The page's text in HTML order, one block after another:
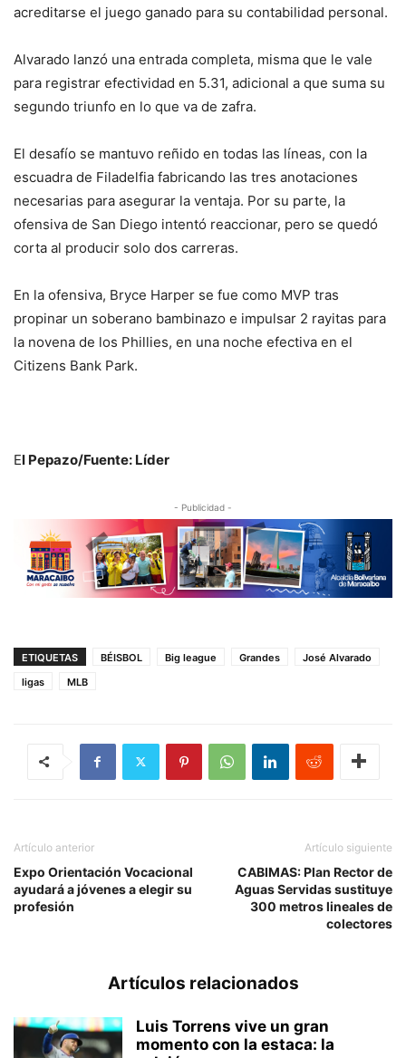
acreditarse el juego ganado para su contabilidad personal.
Alvarado lanzó una entrada completa, misma que le vale
para registrar efectividad en 5.31, adicional a que suma su
segundo triunfo en lo que va de zafra.
El desafío se mantuvo reñido en todas las líneas, con la
escuadra de Filadelfia fabricando las tres anotaciones
necesarias para asegurar la ventaja. Por su parte, la
ofensiva de San Diego intentó reaccionar, pero se quedó
corta al producir solo dos carreras.
En la ofensiva, Bryce Harper se fue como MVP tras
propinar un soberano bambinazo e impulsar 2 rayitas para
la novena de los Phillies, en una noche efectiva en el
Citizens Bank Park.
El Pepazo/Fuente: Líder
- Publicidad -
ETIQUETAS BÉISBOL Big league Grandes
José Alvarado
ligas
MLB
Artículo anterior
Expo Orientación Vocacional
ayudará a jóvenes a elegir su
profesión
Artículo siguiente
CABIMAS: Plan Rector de
Aguas Servidas sustituye
300 metros lineales de
colectores
Artículos relacionados
Luis Torrens vive un gran
momento con la estaca: la